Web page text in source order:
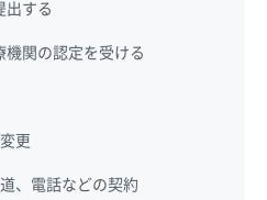
出する
機関の認定を受ける
更
、電話などの契約